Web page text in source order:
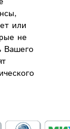
или
не
Вашего